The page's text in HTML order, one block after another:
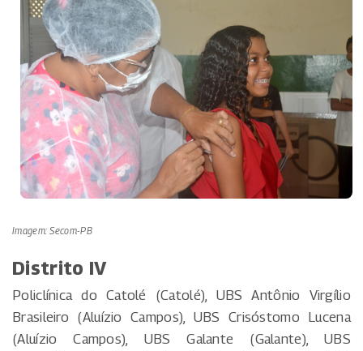
Imagem: Secom-PB
Distrito IV
Policlínica do Catolé (Catolé), UBS Antônio Virgílio
Brasileiro (Aluízio Campos), UBS Crisóstomo Lucena
(Aluízio Campos), UBS Galante (Galante), UBS